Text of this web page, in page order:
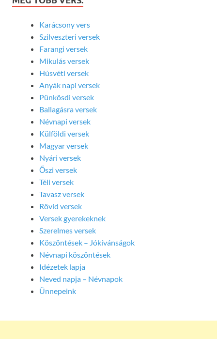
Karácsony vers
Szilveszteri versek
Farangi versek
Mikulás versek
Húsvéti versek
Anyák napi versek
Pünkösdi versek
Ballagásra versek
Névnapi versek
Külföldi versek
Magyar versek
Nyári versek
Őszi versek
Téli versek
Tavasz versek
Rövid versek
Versek gyerekeknek
Szerelmes versek
Köszöntések – Jókívánságok
Névnapi köszöntések
Idézetek lapja
Neved napja – Névnapok
Ünnepeink